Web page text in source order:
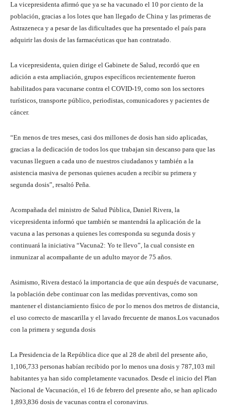
La vicepresidenta afirmó que ya se ha vacunado el 10 por ciento de la
población, gracias a los lotes que han llegado de China y las primeras de
Astrazeneca y a pesar de las dificultades que ha presentado el país para
adquirir las dosis de las farmacéuticas que han contratado.
La vicepresidenta, quien dirige el Gabinete de Salud, recordó que en
adición a esta ampliación, grupos específicos recientemente fueron
habilitados para vacunarse contra el COVID-19, como son los sectores
turísticos, transporte público, periodistas, comunicadores y pacientes de
cáncer.
“En menos de tres meses, casi dos millones de dosis han sido aplicadas,
gracias a la dedicación de todos los que trabajan sin descanso para que las
vacunas lleguen a cada uno de nuestros ciudadanos y también a la
asistencia masiva de personas quienes acuden a recibir su primera y
segunda dosis”, resaltó Peña.
Acompañada del ministro de Salud Pública, Daniel Rivera, la
vicepresidenta informó que también se mantendrá la aplicación de la
vacuna a las personas a quienes les corresponda su segunda dosis y
continuará la iniciativa “Vacuna2: Yo te llevo”, la cual consiste en
inmunizar al acompañante de un adulto mayor de 75 años.
Asimismo, Rivera destacó la importancia de que aún después de vacunarse,
la población debe continuar con las medidas preventivas, como son
mantener el distanciamiento físico de por lo menos dos metros de distancia,
el uso correcto de mascarilla y el lavado frecuente de manos.Los vacunados
con la primera y segunda dosis
La Presidencia de la República dice que al 28 de abril del presente año,
1,106,733 personas habían recibido por lo menos una dosis y 787,103 mil
habitantes ya han sido completamente vacunados. Desde el inicio del Plan
Nacional de Vacunación, el 16 de febrero del presente año, se han aplicado
1,893,836 dosis de vacunas contra el coronavirus.